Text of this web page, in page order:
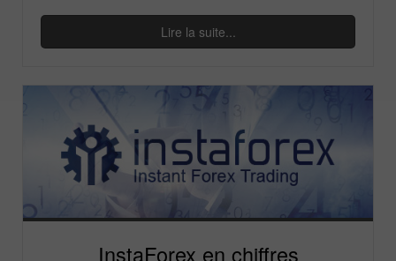
Lire la suite...
InstaForex en chiffres